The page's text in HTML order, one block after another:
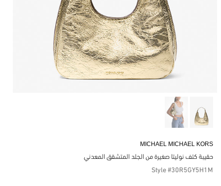
MICHAEL MICHAEL KORS
حقيبة كتف نوليتا صغيرة من الجلد المتشقق المعدني
Style #30R5GY5H1M